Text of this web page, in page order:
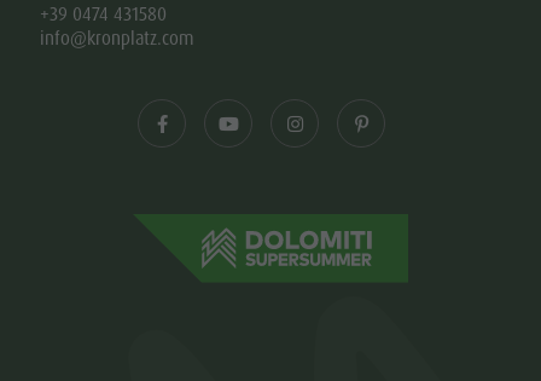
+39 0474 431580
info@kronplatz.com